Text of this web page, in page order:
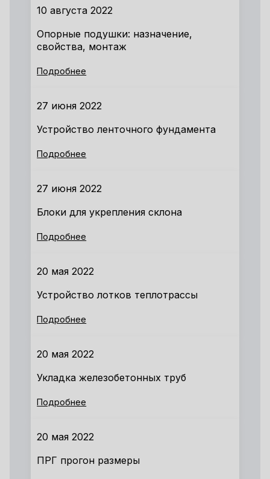
10 августа 2022
Опорные подушки: назначение,
свойства, монтаж
Подробнее
27 июня 2022
Устройство ленточного фундамента
Подробнее
27 июня 2022
Блоки для укрепления склона
Подробнее
20 мая 2022
Устройство лотков теплотрассы
Подробнее
20 мая 2022
Укладка железобетонных труб
Подробнее
20 мая 2022
ПРГ прогон размеры